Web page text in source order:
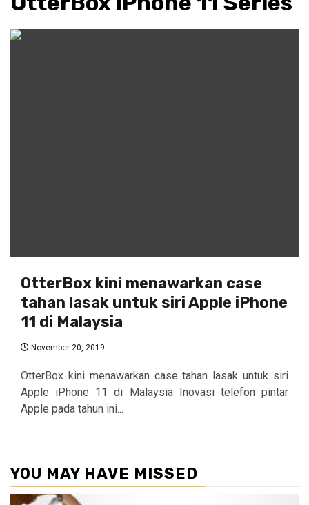
OtterBox kini menawarkan case
tahan lasak untuk siri Apple iPhone
11 di Malaysia
November 20, 2019
OtterBox kini menawarkan case tahan lasak untuk siri
Apple iPhone 11 di Malaysia Inovasi telefon pintar
Apple pada tahun ini...
YOU MAY HAVE MISSED